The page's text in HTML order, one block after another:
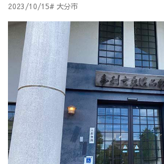
2023/10/15# 大分市